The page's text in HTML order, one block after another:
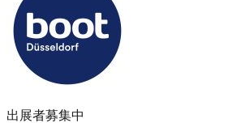
出展者募集中